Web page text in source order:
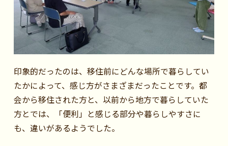
印象的だったのは、移住前にどんな場所で暮らしてい
たかによって、感じ方がさまざまだったことです。都
会から移住された方と、以前から地方で暮らしていた
方とでは、「便利」と感じる部分や暮らしやすさに
も、違いがあるようでした。